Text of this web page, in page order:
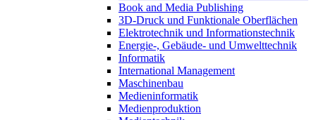
Book and Media Publishing
3D-Druck und Funktionale Oberflächen
Elektrotechnik und Informationstechnik
Energie-, Gebäude- und Umwelttechnik
Informatik
International Management
Maschinenbau
Medieninformatik
Medienproduktion